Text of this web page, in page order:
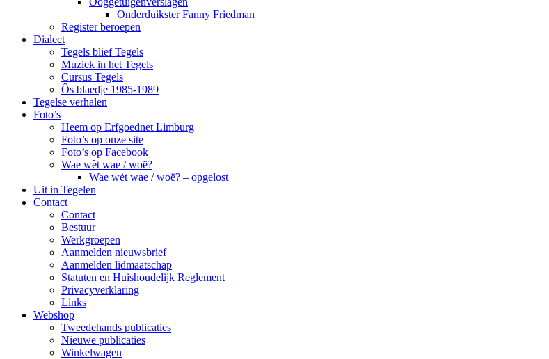
Onderduikster Fanny Friedman
Register beroepen
Dialect
Tegels blief Tegels
Muziek in het Tegels
Cursus Tegels
Ôs blaedje 1985-1989
Tegelse verhalen
Foto’s
Heem op Erfgoednet Limburg
Foto’s op onze site
Foto’s op Facebook
Wae wèt wae / woë?
Wae wèt wae / woë? – opgelost
Uit in Tegelen
Contact
Contact
Bestuur
Werkgroepen
Aanmelden nieuwsbrief
Aanmelden lidmaatschap
Statuten en Huishoudelijk Reglement
Privacyverklaring
Links
Webshop
Tweedehands publicaties
Nieuwe publicaties
Winkelwagen